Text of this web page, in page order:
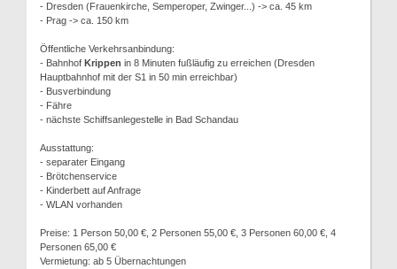
- Dresden (Frauenkirche, Semperoper, Zwinger...) -> ca. 45 km
- Prag -> ca. 150 km
Öffentliche Verkehrsanbindung:
- Bahnhof Krippen in 8 Minuten fußläufig zu erreichen (Dresden
Hauptbahnhof mit der S1 in 50 min erreichbar)
- Busverbindung
- Fähre
- nächste Schiffsanlegestelle in Bad Schandau
Ausstattung:
- separater Eingang
- Brötchenservice
- Kinderbett auf Anfrage
- WLAN vorhanden
Preise: 1 Person 50,00 €, 2 Personen 55,00 €, 3 Personen 60,00 €, 4
Personen 65,00 €
Vermietung: ab 5 Übernachtungen